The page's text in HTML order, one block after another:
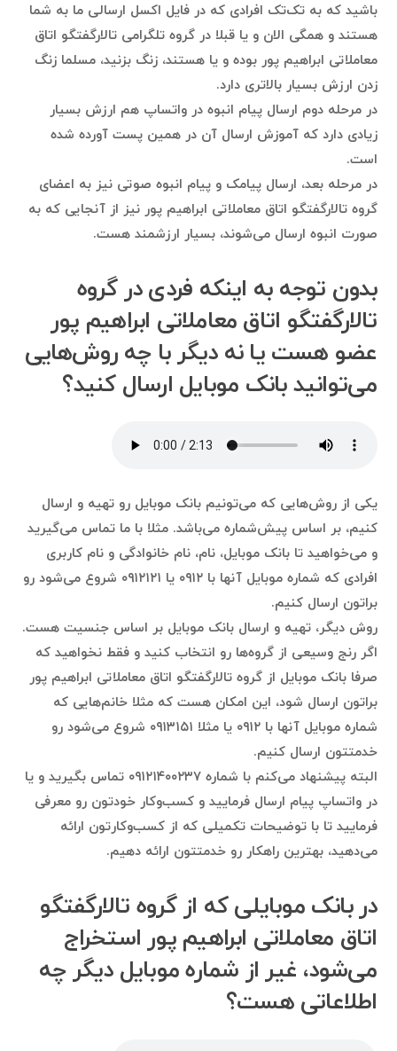
باشید که به تک‌تک افرادی که در فایل اکسل ارسالی ما به شما
هستند و همگی الان و یا قبلا در گروه تلگرامی تالارگفتگو اتاق
معاملاتی ابراهیم پور بوده و یا هستند، زنگ بزنید، مسلما زنگ
زدن ارزش بسیار بالاتری دارد.
در مرحله دوم ارسال پیام انبوه در واتساپ هم ارزش بسیار
زیادی دارد که آموزش ارسال آن در همین پست آورده شده
است.
در مرحله بعد، ارسال پیامک و پیام انبوه صوتی نیز به اعضای
گروه تالارگفتگو اتاق معاملاتی ابراهیم پور نیز از آنجایی که به
صورت انبوه ارسال می‌شوند، بسیار ارزشمند هست.
بدون توجه به اینکه فردی در گروه
تالارگفتگو اتاق معاملاتی ابراهیم پور
عضو هست یا نه دیگر با چه روش‌هایی
می‌توانید بانک موبایل ارسال کنید؟
یکی از روش‌هایی که می‌تونیم بانک موبایل رو تهیه و ارسال
کنیم، بر اساس پیش‌شماره می‌باشد. مثلا با ما تماس می‌گیرید
و می‌خواهید تا بانک موبایل، نام، نام خانوادگی و نام کاربری
افرادی که شماره موبایل آنها با ۰۹۱۲ یا ۰۹۱۲۱۲۱ شروع می‌شود رو
براتون ارسال کنیم.
روش دیگر، تهیه و ارسال بانک موبایل بر اساس جنسیت هست.
اگر رنج وسیعی از گروه‌ها رو انتخاب کنید و فقط نخواهید که
صرفا بانک موبایل از گروه تالارگفتگو اتاق معاملاتی ابراهیم پور
براتون ارسال شود، این امکان هست که مثلا خانم‌هایی که
شماره موبایل آنها با ۰۹۱۲ یا مثلا ۰۹۱۳۱۵۱ شروع می‌شود رو
خدمتتون ارسال کنیم.
البته پیشنهاد می‌کنم با شماره ۰۹۱۲۱۴۰۰۲۳۷ تماس بگیرید و یا
در واتساپ پیام ارسال فرمایید و کسب‌وکار خودتون رو معرفی
فرمایید تا با توضیحات تکمیلی که از کسب‌وکارتون ارائه
می‌دهید، بهترین راهکار رو خدمتتون ارائه دهیم.
در بانک موبایلی که از گروه تالارگفتگو
اتاق معاملاتی ابراهیم پور استخراج
می‌شود، غیر از شماره موبایل دیگر چه
اطلاعاتی هست؟